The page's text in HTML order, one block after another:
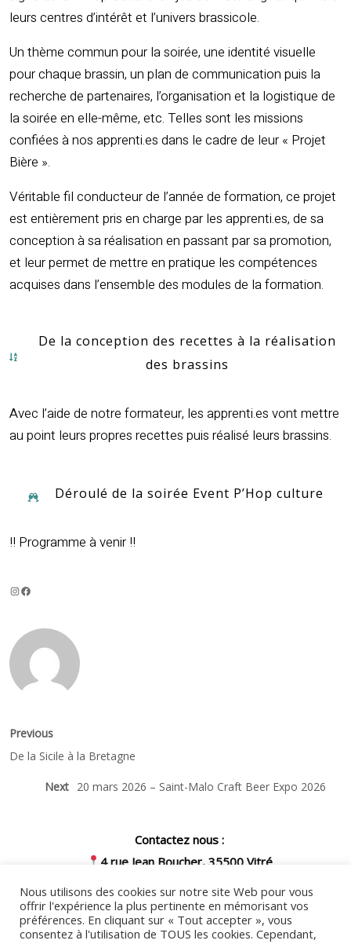
leurs centres d’intérêt et l’univers brassicole.
Un thème commun pour la soirée, une identité visuelle
pour chaque brassin, un plan de communication puis la
recherche de partenaires, l’organisation et la logistique de
la soirée en elle-même, etc. Telles sont les missions
confiées à nos apprenti.es dans le cadre de leur « Projet
Bière ».
Véritable fil conducteur de l’année de formation, ce projet
est entièrement pris en charge par les apprenti.es, de sa
conception à sa réalisation en passant par sa promotion,
et leur permet de mettre en pratique les compétences
acquises dans l’ensemble des modules de la formation.
De la conception des recettes à la réalisation
des brassins
Avec l’aide de notre formateur, les apprenti.es vont mettre
au point leurs propres recettes puis réalisé leurs brassins.
Déroulé de la soirée Event P’Hop culture
!! Programme à venir !!
InstagramFacebook
Navigation
de
l’article
Previous
Previous
De la Sicile à la Bretagne
Next
Next
20 mars 2026 – Saint-Malo Craft Beer Expo 2026
Contactez nous :
4 rue Jean Boucher, 35500 Vitré
secretariat@cfales3b.fr
Nous invitons toute personne en
Nous utilisons des cookies sur notre site Web pour vous
offrir l'expérience la plus pertinente en mémorisant vos
préférences. En cliquant sur « Tout accepter », vous
consentez à l'utilisation de TOUS les cookies. Cependant,